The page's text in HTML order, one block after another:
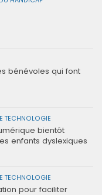
bénévoles qui font
TECHNOLOGIE
bientôt
enfants dyslexiques
TECHNOLOGIE
pour faciliter